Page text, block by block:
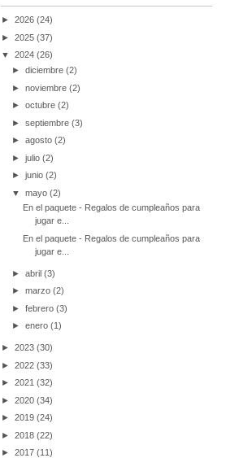
► 2026 (24)
► 2025 (37)
▼ 2024 (26)
►diciembre(2)
►noviembre(2)
►octubre(2)
►septiembre(3)
►agosto(2)
►julio(2)
►junio(2)
▼mayo(2)
En el paquete - Regalos de cumpleaños para
jugar e...
En el paquete - Regalos de cumpleaños para
jugar e...
►abril(3)
►marzo(2)
►febrero(3)
►enero(1)
► 2023 (30)
► 2022 (33)
► 2021 (32)
► 2020 (34)
► 2019 (24)
► 2018 (22)
► 2017 (11)